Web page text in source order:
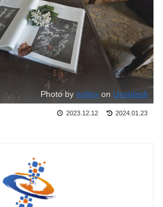
Photo by notinx on Unsplash
2023.12.12 2024.01.23